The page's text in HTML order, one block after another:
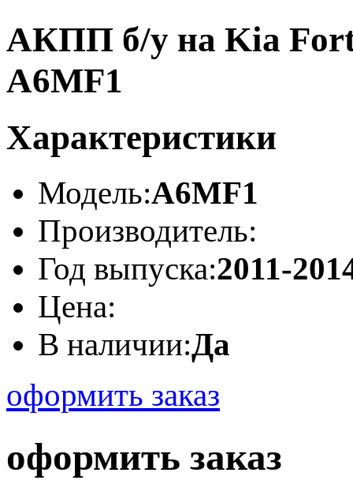
АКПП б/у на Kia
A6MF1
Характеристики
Модель:A6MF1
Производитель:
Год выпуска:2011-
Цена:
В наличии:Да
оформить заказ
оформить заказ